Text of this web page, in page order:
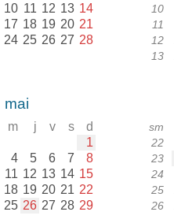
10 11 12 13 14
17 18 19 20 21
24 25 26 27 28
10
11
12
13
mai
m j v s d
1
4 5 6 7 8
11 12 13 14 15
18 19 20 21 22
25 26 27 28 29
sm
22
23
24
25
26